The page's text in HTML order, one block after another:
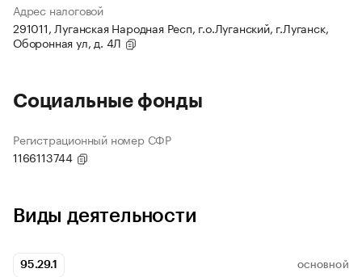
Адрес налоговой
291011, Луганская Народная Респ, г.о.Луганский, г.Луганск,
Оборонная ул, д. 4Л
Социальные фонды
Регистрационный номер СФР
1166113744
Виды деятельности
95.29.1 ОСНОВНОЙ